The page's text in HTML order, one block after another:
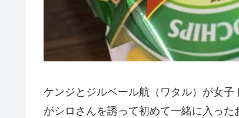
ケンジとジルベール航（ワタル）が女
がシロさんを誘って初めて一緒に入った